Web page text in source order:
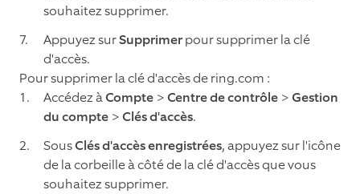
souhaitez supprimer.
Appuyez surSupprimerpour supprimer la clé
d'accès.
Pour supprimer la clé d'accès de ring.com :
Accédez àCompte >Centre de contrôle >Gestion
du compte >Clés d'accès.
SousClés d'accès enregistrées, appuyez sur l'icône
de la corbeille à côté de la clé d'accès que vous
souhaitez supprimer.